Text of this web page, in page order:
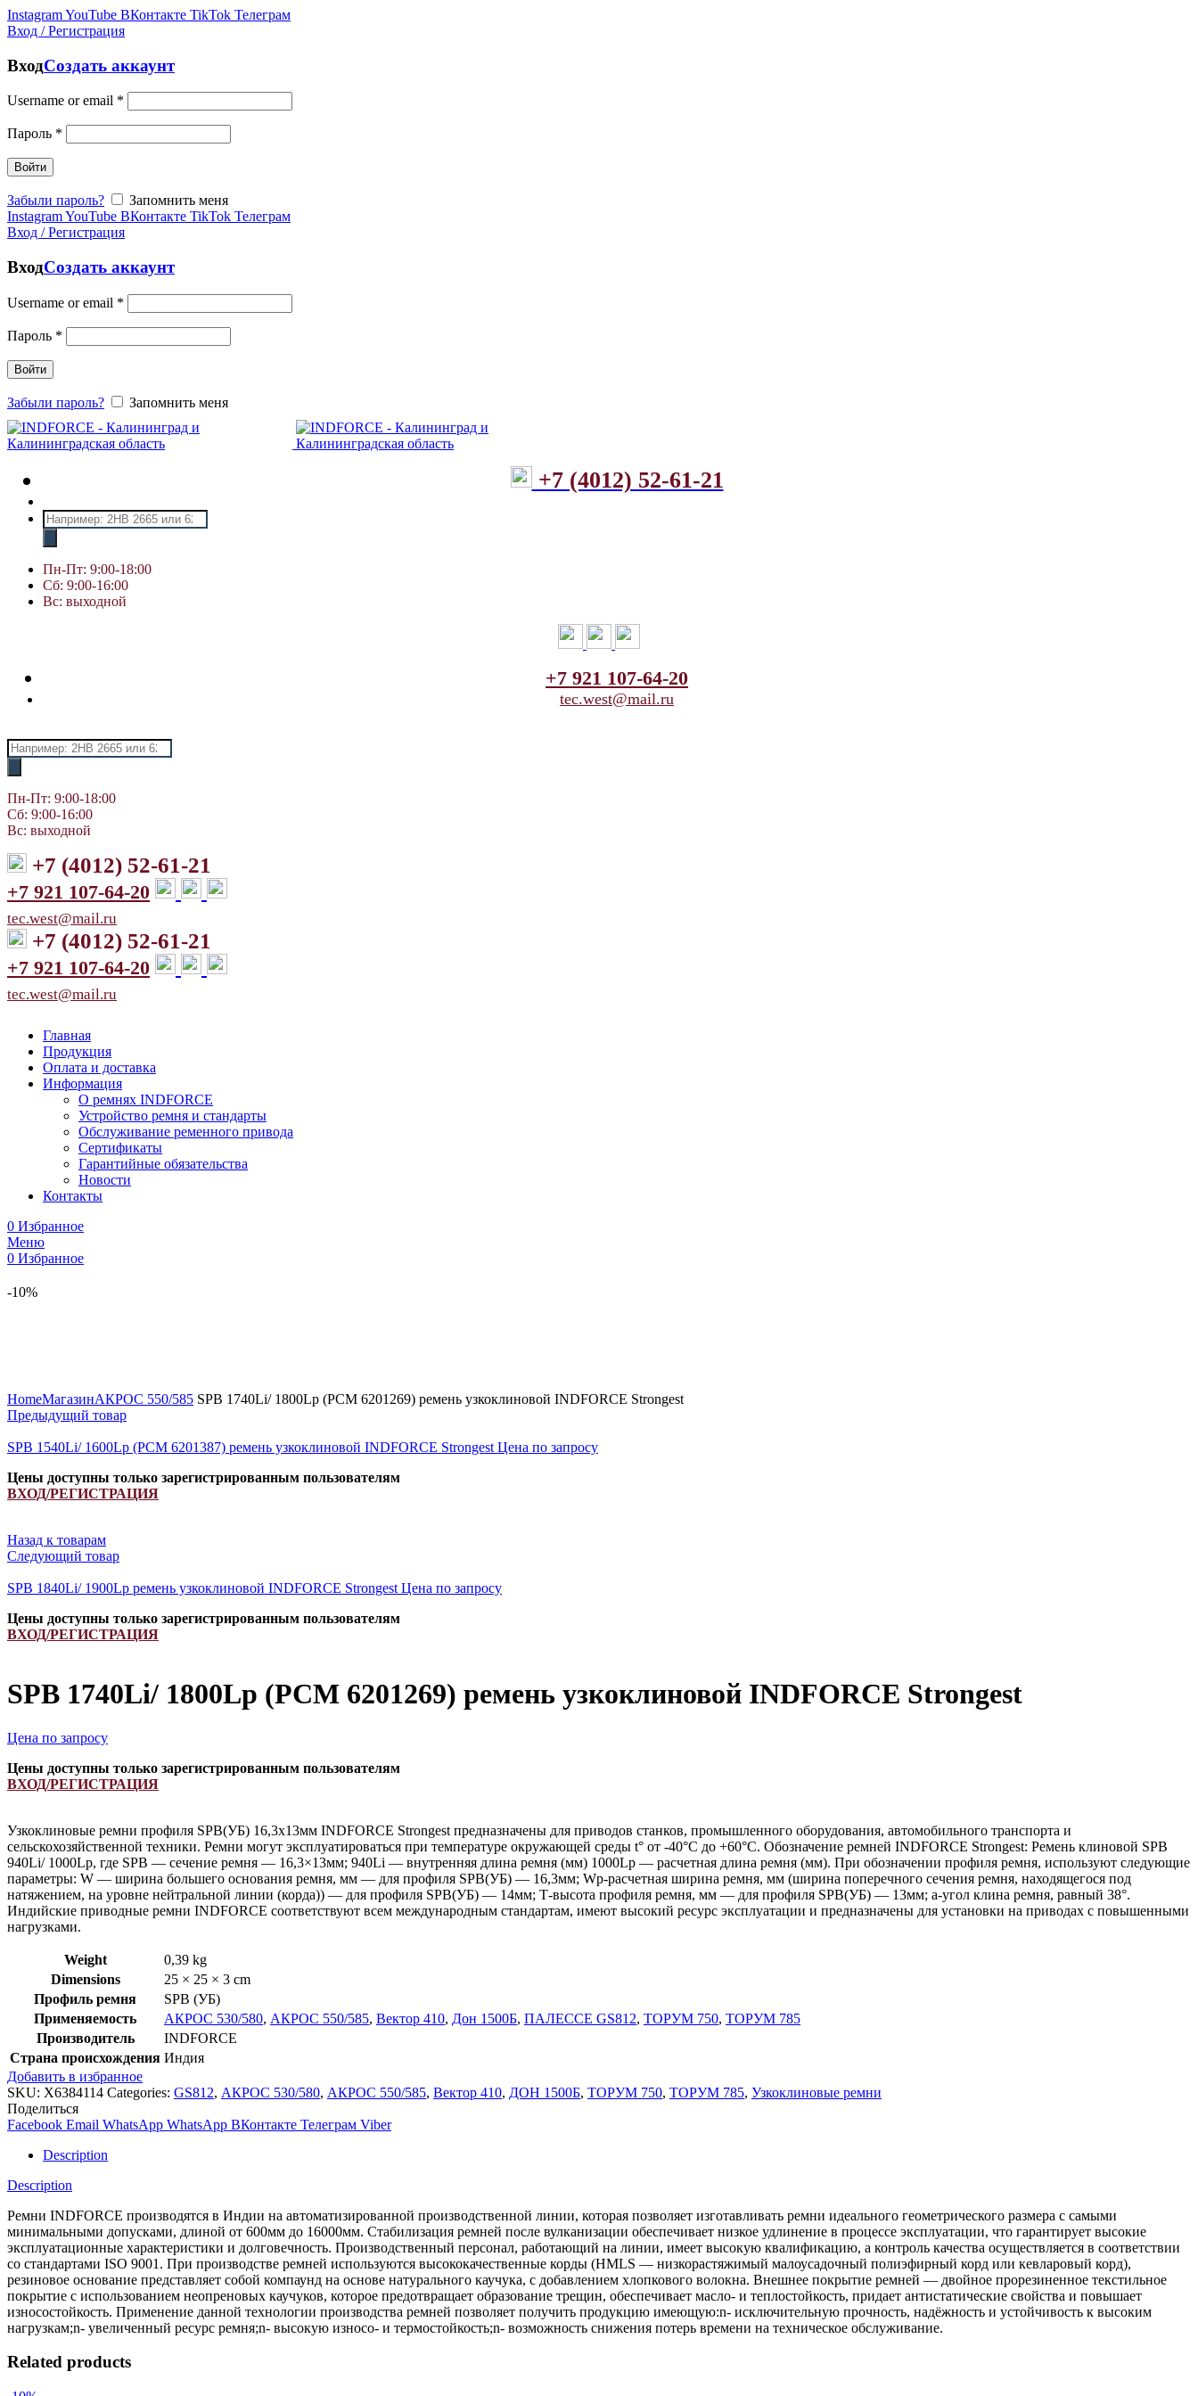
InstagramYouTube ВКонтакте TikTok Телеграм
Вход / Регистрация
ВходСоздать аккаунт
Username or email *
Пароль *
Войти
Забыли пароль?
Запомнить меня
InstagramYouTube ВКонтакте TikTok Телеграм
Вход / Регистрация
ВходСоздать аккаунт
Username or email *
Пароль *
Войти
Забыли пароль? Запомнить меня
+7 (4012) 52-61-21
Поиск
товаров
Пн-Пт: 9:00-18:00
Сб: 9:00-16:00
Вс: выходной
+7 921 107-64-20
tec.west@mail.ru
Поиск
товаров
Пн-Пт: 9:00-18:00
Сб: 9:00-16:00
Вс: выходной
+7 (4012) 52-61-21
+7 921 107-64-20
tec.west@mail.ru
+7 (4012) 52-61-21
+7 921 107-64-20
tec.west@mail.ru
Главная
Продукция
Оплата и доставка
Информация
О ремнях INDFORCE
Устройство ремня и стандарты
Обслуживание ременного привода
Сертификаты
Гарантийные обязательства
Новости
Контакты
0 Избранное
Меню
0 Избранное
-10%
HomeМагазинАКРОС 550/585 SPB 1740Li/ 1800Lp (PCM 6201269) ремень узкоклиновой INDFORCE Strongest
Предыдущий товар
SPB 1540Li/ 1600Lp (РСМ 6201387) ремень узкоклиновой INDFORCE Strongest Цена по запросу
Цены доступны только зарегистрированным пользователям
ВХОД/РЕГИСТРАЦИЯ
Назад к товарам
Следующий товар
SPB 1840Li/ 1900Lp ремень узкоклиновой INDFORCE Strongest Цена по запросу
Цены доступны только зарегистрированным пользователям
ВХОД/РЕГИСТРАЦИЯ
SPB 1740Li/ 1800Lp (PCM 6201269) ремень узкоклиновой INDFORCE Strongest
Цена по запросу
Цены доступны только зарегистрированным пользователям
ВХОД/РЕГИСТРАЦИЯ
Узкоклиновые ремни профиля SPB(УБ) 16,3х13мм INDFORCE Strongest предназначены для приводов станков, промышленного оборудования, автомобильного транспорта и
сельскохозяйственной техники. Ремни могут эксплуатироваться при температуре окружающей среды t° от -40°С до +60°С. Обозначение ремней INDFORCE Strongest: Ремень клиновой SPB
940Li/ 1000Lp, где SPB — сечение ремня — 16,3×13мм; 940Li — внутренняя длина ремня (мм) 1000Lp — расчетная длина ремня (мм). При обозначении профиля ремня, используют следующие
параметры: W — ширина большего основания ремня, мм — для профиля SPB(УБ) — 16,3мм; Wp-расчетная ширина ремня, мм (ширина поперечного сечения ремня, находящегося под
натяжением, на уровне нейтральной линии (корда)) — для профиля SPB(УБ) — 14мм; Т-высота профиля ремня, мм — для профиля SPB(УБ) — 13мм; a-угол клина ремня, равный 38°.
Индийские приводные ремни INDFORCE соответствуют всем международным стандартам, имеют высокий ресурс эксплуатации и предназначены для установки на приводах с повышенными
нагрузками.
Weight
0,39 kg
Dimensions
25 × 25 × 3 cm
Профиль ремня
SPB (УБ)
Применяемость
АКРОС 530/580, АКРОС 550/585, Вектор 410, Дон 1500Б, ПАЛЕССЕ GS812, ТОРУМ 750, ТОРУМ 785
Производитель
INDFORCE
Страна происхождения Индия
Добавить в избранное
SKU: X6384114 Categories: GS812, АКРОС 530/580, АКРОС 550/585, Вектор 410, ДОН 1500Б, ТОРУМ 750, ТОРУМ 785, Узкоклиновые ремни
Поделиться
Facebook Email WhatsApp WhatsApp ВКонтакте Телеграм Viber
Description
Description
Ремни INDFORCE производятся в Индии на автоматизированной производственной линии, которая позволяет изготавливать ремни идеального геометрического размера с самыми
минимальными допусками, длиной от 600мм до 16000мм. Стабилизация ремней после вулканизации обеспечивает низкое удлинение в процессе эксплуатации, что гарантирует высокие
эксплуатационные характеристики и долговечность. Производственный персонал, работающий на линии, имеет высокую квалификацию, а контроль качества осуществляется в соответствии
со стандартами ISO 9001. При производстве ремней используются высококачественные корды (HMLS — низкорастяжимый малоусадочный полиэфирный корд или кевларовый корд),
резиновое основание представляет собой компаунд на основе натурального каучука, с добавлением хлопкового волокна. Внешнее покрытие ремней — двойное прорезиненное текстильное
покрытие с использованием неопреновых каучуков, которое предотвращает образование трещин, обеспечивает масло- и теплостойкость, придает антистатические свойства и повышает
износостойкость. Применение данной технологии производства ремней позволяет получить продукцию имеющую:n- исключительную прочность, надёжность и устойчивость к высоким
нагрузкам;n- увеличенный ресурс ремня;n- высокую износо- и термостойкость;n- возможность снижения потерь времени на техническое обслуживание.
Related products